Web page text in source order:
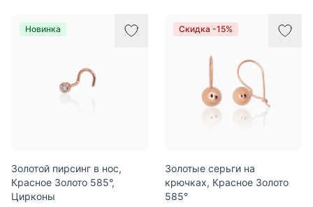
Новинка
Золотой пирсинг в нос,
Красное Золото 585°,
Цирконы
Скидка -15%
Золотые серьги на
крючках, Красное Золото
585°